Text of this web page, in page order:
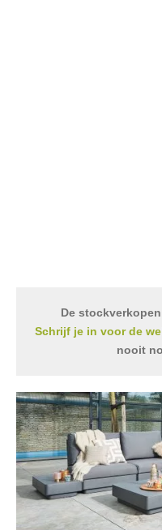
De
Schrijf je in voor de
nooit